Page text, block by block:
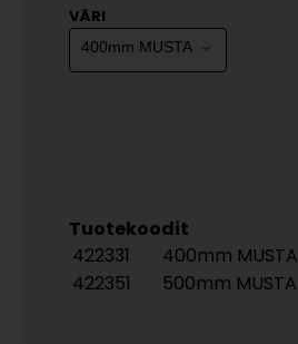
VÄRI
Tuotekoodit
422331
400mm MUSTA
422351
500mm MUSTA